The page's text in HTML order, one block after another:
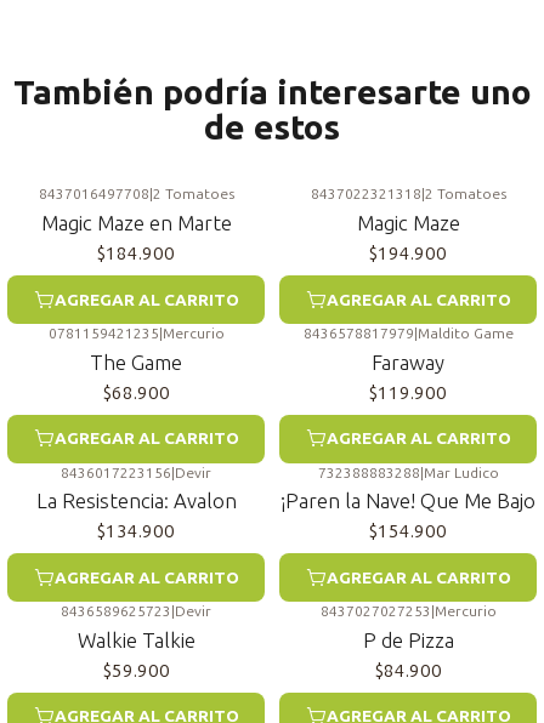
También podría interesarte uno
de estos
8437016497708 2 Tomatoes
Magic Maze en Marte
$184.900
AGREGAR AL CARRITO
8437022321318 2 Tomatoes
Magic Maze
$194.900
AGREGAR AL CARRITO
0781159421235 Mercurio
The Game
$68.900
AGREGAR AL CARRITO
8436578817979 Maldito Game
Faraway
$119.900
AGREGAR AL CARRITO
8436017223156|Devir
La Resistencia: Avalon
$134.900
AGREGAR AL CARRITO
732388883288|Mar Ludico
¡Paren la Nave! Que Me Bajo
$154.900
AGREGAR AL CARRITO
8436589625723 Devir
Walkie Talkie
$59.900
AGREGAR AL CARRITO
8437027027253 Mercurio
P de Pizza
$84.900
AGREGAR AL CARRITO